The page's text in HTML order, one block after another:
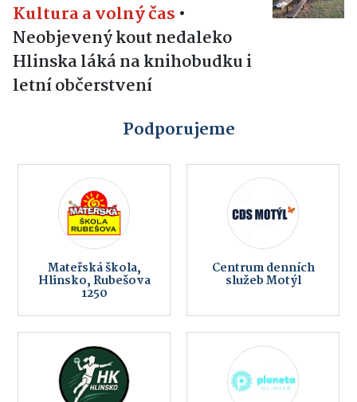
Kultura a volný čas •
Neobjevený kout nedaleko
Hlinska láká na knihobudku i
letní občerstvení
Podporujeme
Mateřská škola,
Hlinsko, Rubešova
1250
Centrum denních
služeb Motýl